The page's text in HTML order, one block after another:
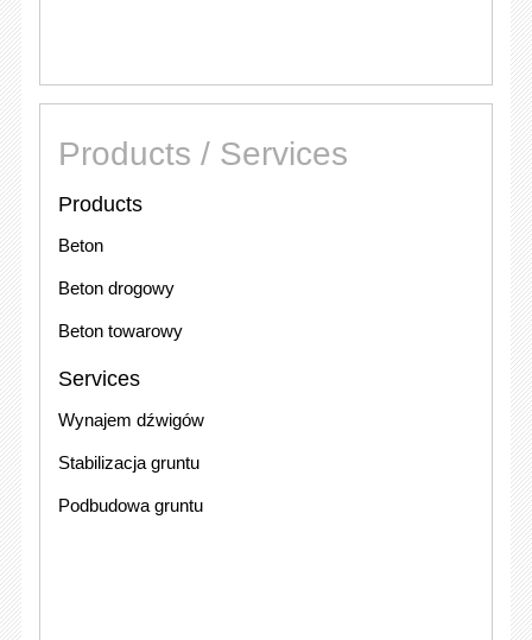
Products / Services
Products
Beton
Beton drogowy
Beton towarowy
Services
Wynajem dźwigów
Stabilizacja gruntu
Podbudowa gruntu